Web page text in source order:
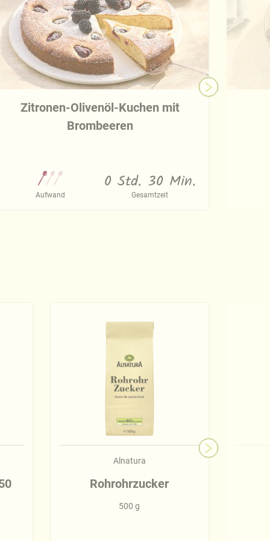
Zitronen-Olivenöl-Kuchen mit
Brombeeren
Aufwand
0 Std. 30 Min.
Gesamtzeit
Alnatura
Rohrohrzucker
500 g